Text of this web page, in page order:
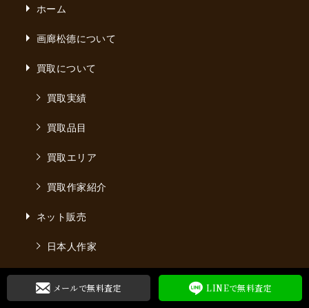
メールで無料査定 LINEで無料査定
ホーム
画廊松德について
買取について
買取実績
買取品目
買取エリア
買取作家紹介
ネット販売
日本人作家
海外作家
ネット販売ガイド